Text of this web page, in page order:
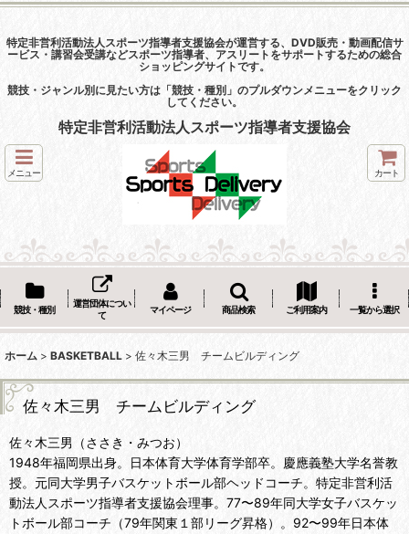
特定非営利活動法人スポーツ指導者支援協会が運営する、DVD販売・動画配信サ
ービス・講習会受講などスポーツ指導者、アスリートをサポートするための総合
ショッピングサイトです。
競技・ジャンル別に見たい方は「競技・種別」のプルダウンメニューをクリック
してください。
特定非営利活動法人スポーツ指導者支援協会
メニュー カート
競技・種別
運営団体につい
て
マイページ 商品検索 ご利用案内 一覧から選択
ホーム > BASKETBALL > 佐々木三男 チームビルディング
佐々木三男 チームビルディング
佐々木三男（ささき・みつお）
1948年福岡県出身。日本体育大学体育学部卒。慶應義塾大学名誉教
授。元同大学男子バスケットボール部ヘッドコーチ。特定非営利活
動法人スポーツ指導者支援協会理事。77〜89年同大学女子バスケッ
トボール部コーチ（79年関東１部リーグ昇格）。92〜99年日本体